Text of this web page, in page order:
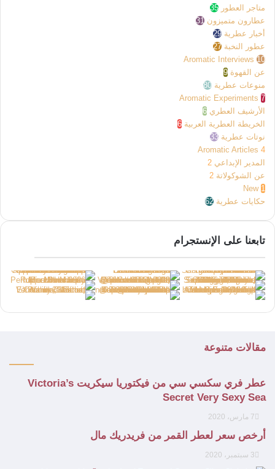
متاجر العطور 35
عطارون متميزون 31
أخبار عطرية 29
عطور النخبة 27
Aromatic Interviews 10
عن القهوة 9
منوعات عطرية 80
Aromatic Experiments 7
الأرشيف العطري 6
الخريطة العطرية العربية 6
نوتات عطرية 33
Aromatic Articles 4
المدير الإبداعي 2
عن الشوكولاتة 2
New 1
حكايات عطرية 62
تابعنا على الإنستجرام
مقالات متنوعة
عطر فري سكسي سي من فيكتوريا سيكريت Victoria’s
Secret Very Sexy Sea
7 مارس، 2020
أرخص سعر لعطر القمر من فريدريك مال
3 سبتمبر، 2020